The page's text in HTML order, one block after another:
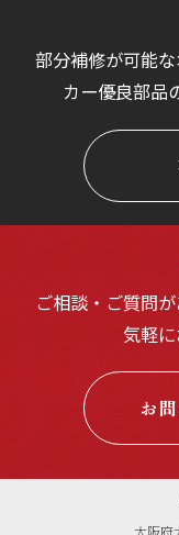
部分補修が可能
カー優良部品
ご相談・ご質問
気軽に
お
大阪府